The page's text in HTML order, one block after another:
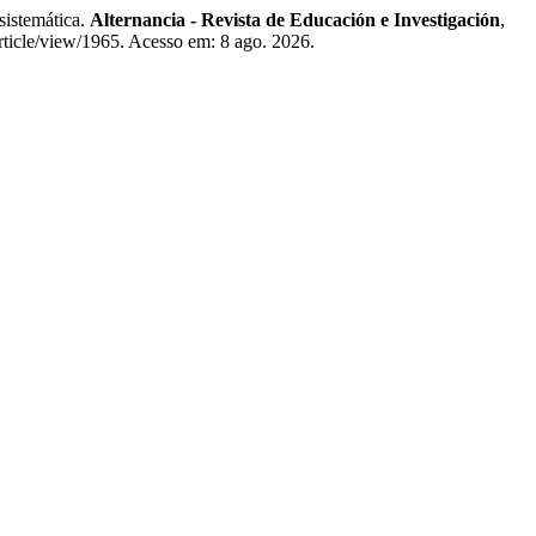
Alternancia - Revista de Educación e Investigación,
view/1965. Acesso em: 8 ago. 2026.